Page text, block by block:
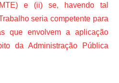
e (ii) se, havendo tal
seria competente para
que envolvem a aplicação
da Administração Pública